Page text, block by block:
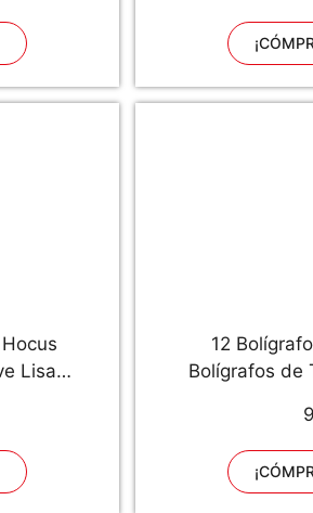
Gato
Lisa
12
Bolígrafos de
Adhesivas de
Índices de
de Gato